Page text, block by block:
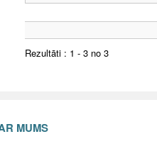
Rezultāti : 1 - 3 no 3
MUMS